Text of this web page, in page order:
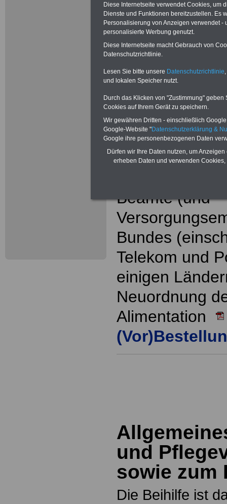
ACHTUNG
Beamtinnen
Bundes wegen
Alimentation
Beamte (und
Bundes
Telekom und
einigen
Neuordnung
Alimentation
und
sowie zum
Die Beihilfe ist
Diese Internetseite verwendet Cookies, um
Dienste und Funktionen bereitzustellen. Es
Personalisierung von Anzeigen verwendet
personalisierte Werbung genutzt.
Diese Internetseite macht Gebrauch von
Datenschutzrichtlinie.
Lesen Sie bitte unsere Datenschutzrichtlinie
und lokalen Speicher nutzt.
Durch das Klicken von "Zustimmung"
Cookies auf Ihrem Gerät zu speichern.
Wir gewähren Dritten - einschließlich
Google-Website "Datenschutzerklärung &
Google ihre personenbezogenen Daten
Dürfen wir Ihre Daten nutzen, um
erheben Daten und verwenden